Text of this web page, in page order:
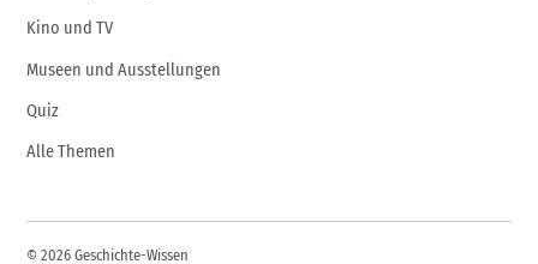
Kino und TV
Museen und Ausstellungen
Quiz
Alle Themen
© 2026 Geschichte-Wissen